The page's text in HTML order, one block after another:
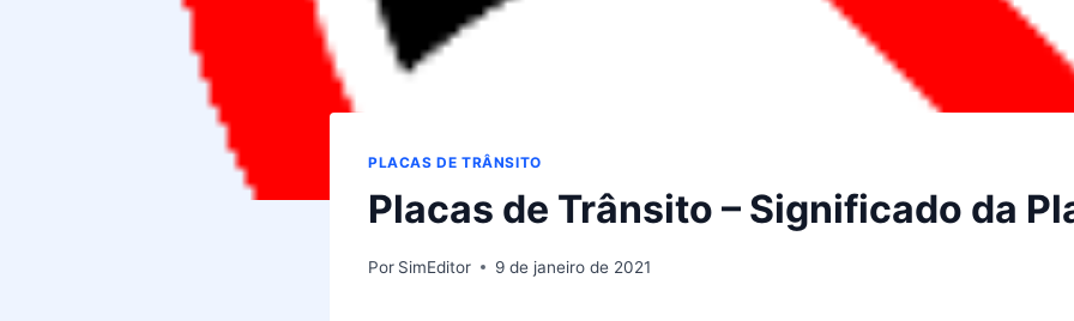
PLACAS DE TRÂNSITO
Placas de Trânsito – Significado da
Por SimEditor 9 de janeiro de 2021